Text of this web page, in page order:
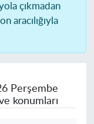
çıkmadan
aracılığıyla
Perşembe
konumları